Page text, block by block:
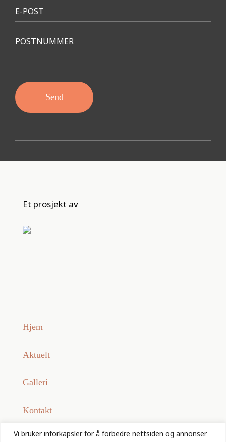
Vi bruker inforkapsler for å forbedre nettsiden og annonser
E-POST
POSTNUMMER
Send
Et prosjekt av
Hjem
Aktuelt
Galleri
Kontakt
Personvernerklæring